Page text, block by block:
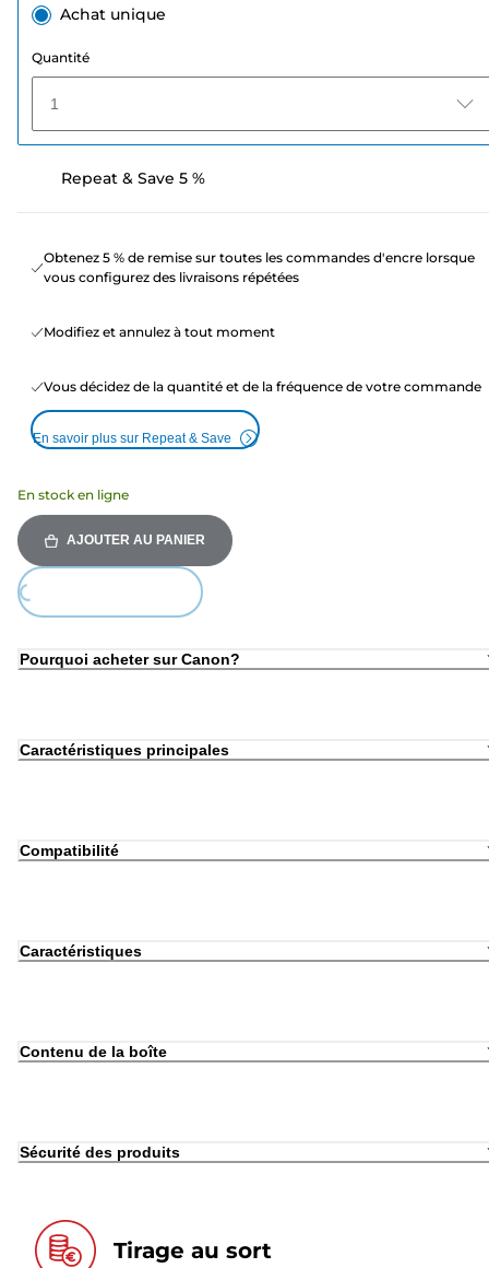
Achat unique
Quantité
1
Repeat & Save 5 %
Obtenez 5 % de remise sur toutes les commandes d'encre lorsque
vous configurez des livraisons répétées
Modifiez et annulez à tout moment
Vous décidez de la quantité et de la fréquence de votre commande
En savoir plus sur Repeat & Save
En stock en ligne
AJOUTER AU PANIER
Pourquoi acheter sur Canon?
Caractéristiques principales
Compatibilité
Caractéristiques
Contenu de la boîte
Sécurité des produits
Tirage au sort